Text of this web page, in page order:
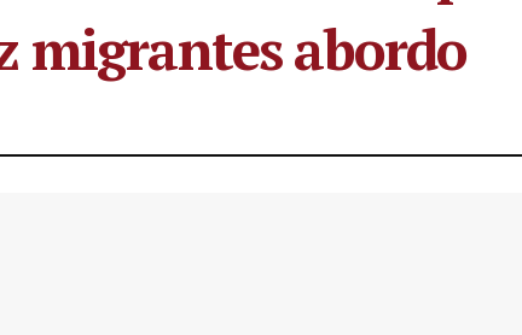
migrantes abordo